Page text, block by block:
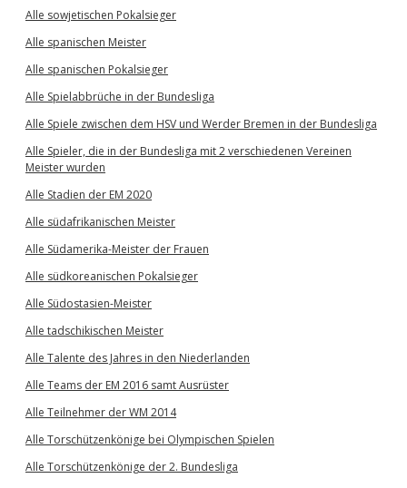
Alle sowjetischen Pokalsieger
Alle spanischen Meister
Alle spanischen Pokalsieger
Alle Spielabbrüche in der Bundesliga
Alle Spiele zwischen dem HSV und Werder Bremen in der Bundesliga
Alle Spieler, die in der Bundesliga mit 2 verschiedenen Vereinen
Meister wurden
Alle Stadien der EM 2020
Alle südafrikanischen Meister
Alle Südamerika-Meister der Frauen
Alle südkoreanischen Pokalsieger
Alle Südostasien-Meister
Alle tadschikischen Meister
Alle Talente des Jahres in den Niederlanden
Alle Teams der EM 2016 samt Ausrüster
Alle Teilnehmer der WM 2014
Alle Torschützenkönige bei Olympischen Spielen
Alle Torschützenkönige der 2. Bundesliga